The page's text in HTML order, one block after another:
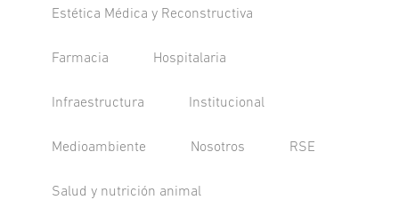
Estética Médica y Reconstructiva
Farmacia Hospitalaria
Infraestructura Institucional
Medioambiente Nosotros RSE
Salud y nutrición animal